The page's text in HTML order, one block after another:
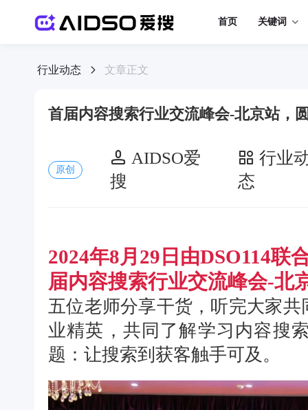
首页 关键词
行业动态 文章正文
首届内容搜索行业交流峰会-北京站，
原创
AIDSO爱
搜
行业
态
2024年8月29日由DSO114联
届内容搜索行业交流峰会-北
五位老师分享干货，听完大家
业精英，共同了解学习内容搜
题：让搜索到获客触手可及。